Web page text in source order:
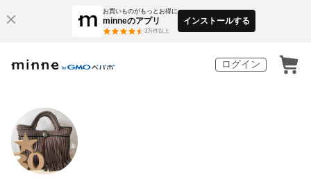
お買いものがもっとお得に
minneのアプリ
3万件以上
インストールする
ログイン